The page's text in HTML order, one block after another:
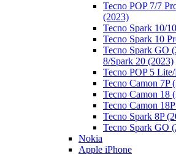
Tecno POP 7/7
(2023)
Tecno Spark 10/
Tecno Spark 10
Tecno Spark GO
8/Spark 20 (2023)
Tecno POP 5
Tecno Camon 7P
Tecno Camon 18
Tecno Camon
Tecno Spark 8P
Tecno Spark GO
Nokia
Apple iPhone